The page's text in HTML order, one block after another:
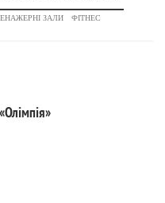
ЗАЛИ ФІТНЕС